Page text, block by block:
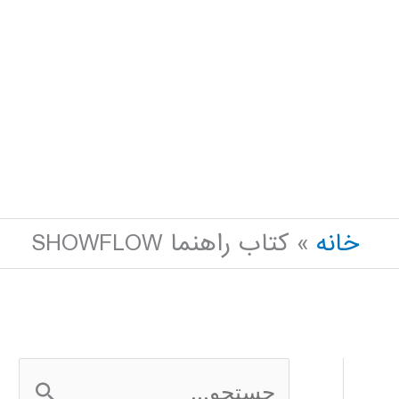
خانه
کتاب راهنما SHOWFLOW